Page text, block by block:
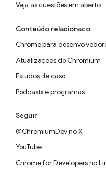
Veja as questões em aberto
Conteúdo relacionado
Chrome para
Atualizações do Chromium
Estudos de caso
Podcasts e programas
Seguir
@ChromiumDev no X
YouTube
Chrome for Developers no